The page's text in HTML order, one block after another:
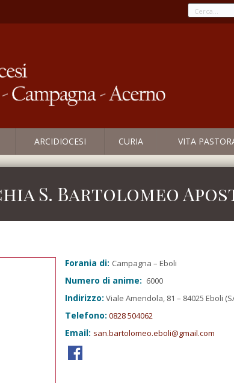
ARCIDIOCESI CURIA VITA
S. Bartolomeo
Forania di: Campagna – Eboli
Numero di anime: 6000
Indirizzo: Viale Amendola, 81 – 84025 Eboli
Telefono: 0828 504062
Email: san.bartolomeo.eboli@gmail.com